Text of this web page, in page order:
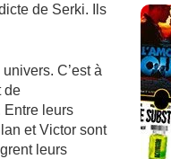
de Serki. Ils
C’est à
de
Entre leurs
et Victor sont
leurs